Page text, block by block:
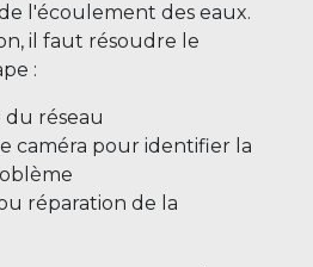
l'écoulement des eaux.
il faut résoudre le
:
réseau
caméra pour identifier la
réparation de la